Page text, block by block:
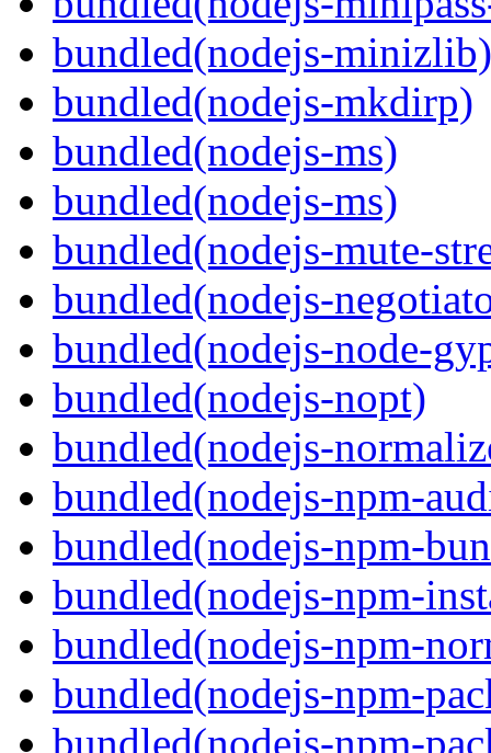
bundled(nodejs-minizlib)
bundled(nodejs-mkdirp)
bundled(nodejs-ms)
bundled(nodejs-ms)
bundled(nodejs-mute-
bundled(nodejs-
bundled(nodejs-node-
bundled(nodejs-nopt)
bundled(nodejs-
bundled(nodejs-npm-
bundled(nodejs-npm-
bundled(nodejs-npm-
bundled(nodejs-npm-
bundled(nodejs-npm-
bundled(nodejs-npm-